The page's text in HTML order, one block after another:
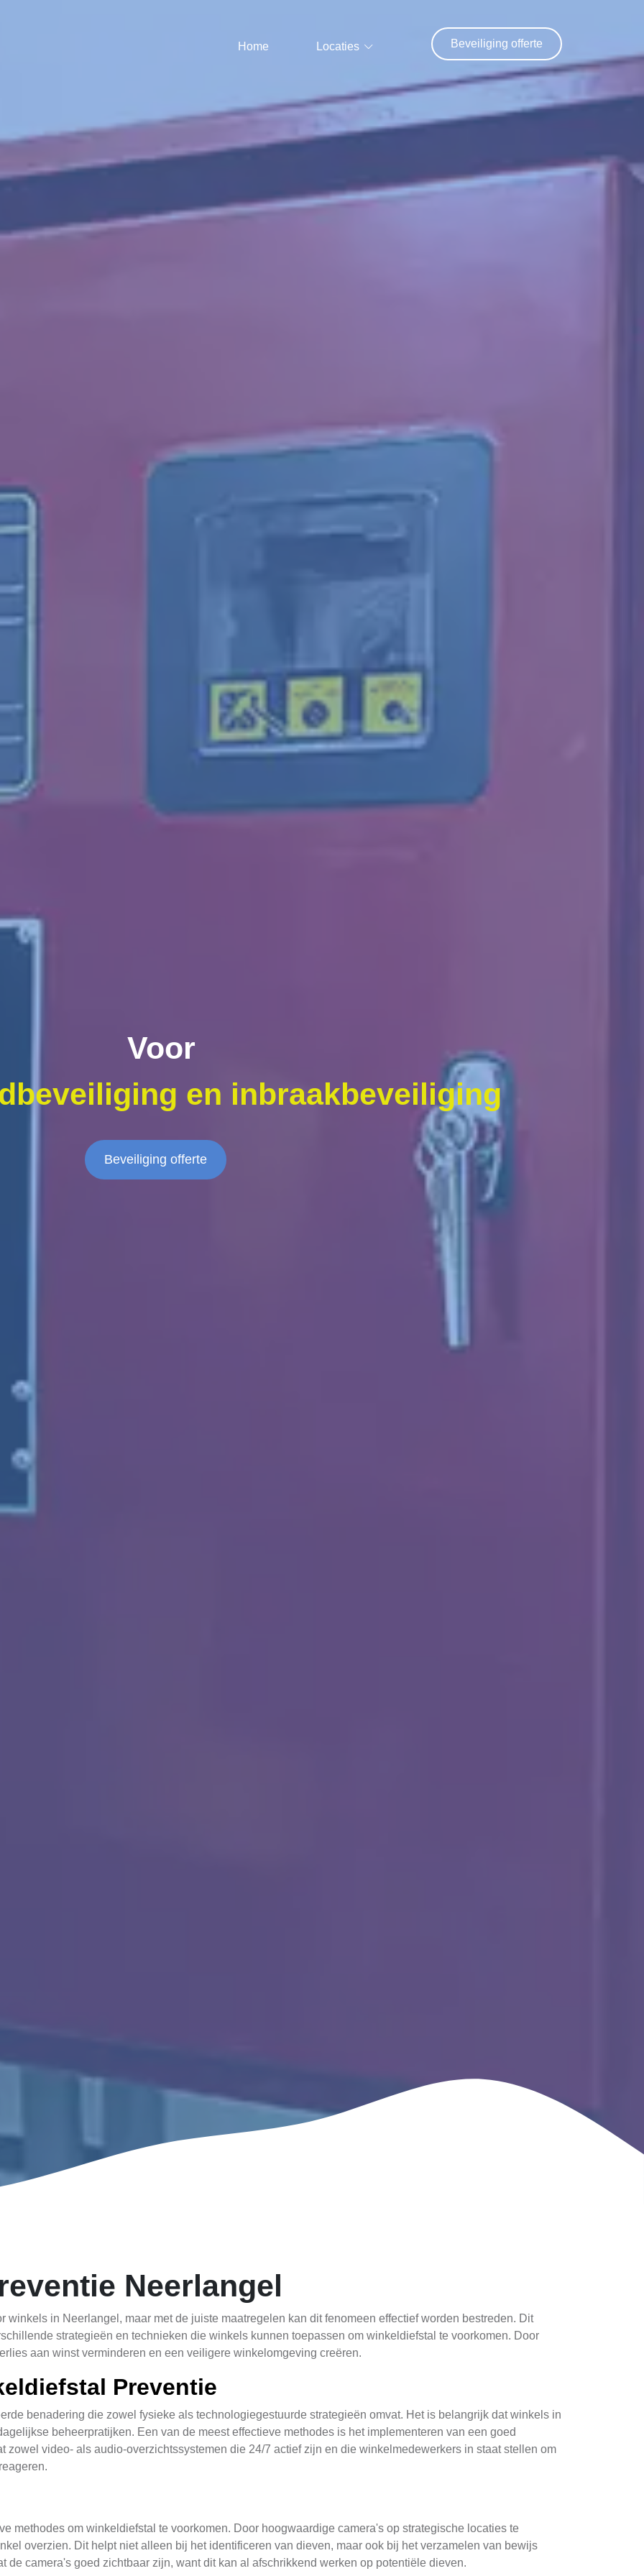
Home Locaties Beveiliging offerte
Voor
en inbraakbeveiliging
Beveiliging offerte
Neerlangel
winkels in Neerlangel, maar met de juiste maatregelen kan dit fenomeen effectief worden bestreden. Dit
strategieën en technieken die winkels kunnen toepassen om winkeldiefstal te voorkomen. Door
aan winst verminderen en een veiligere winkelomgeving creëren.
Preventie
benadering die zowel fysieke als technologiegestuurde strategieën omvat. Het is belangrijk dat winkels in
beheerpratijken. Een van de meest effectieve methodes is het implementeren van een goed
zowel video- als audio-overzichtssystemen die 24/7 actief zijn en die winkelmedewerkers in staat stellen om
methodes om winkeldiefstal te voorkomen. Door hoogwaardige camera's op strategische locaties te
overzien. Dit helpt niet alleen bij het identificeren van dieven, maar ook bij het verzamelen van bewijs
de camera's goed zichtbaar zijn, want dit kan al afschrikkend werken op potentiële dieven.